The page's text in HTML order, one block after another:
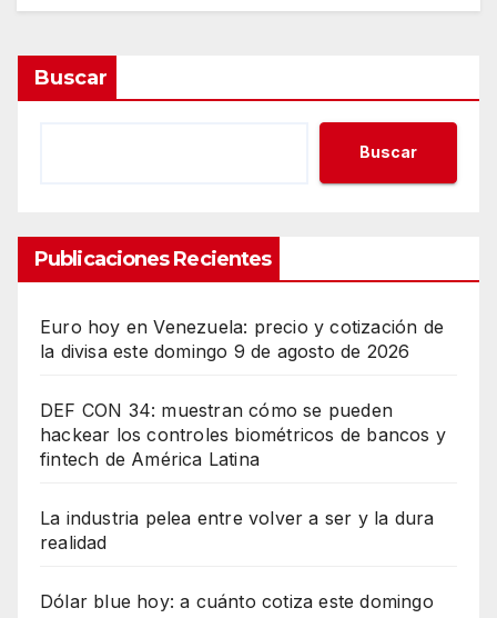
Buscar
Buscar
Publicaciones Recientes
Euro hoy en Venezuela: precio y cotización de
la divisa este domingo 9 de agosto de 2026
DEF CON 34: muestran cómo se pueden
hackear los controles biométricos de bancos y
fintech de América Latina
La industria pelea entre volver a ser y la dura
realidad
Dólar blue hoy: a cuánto cotiza este domingo